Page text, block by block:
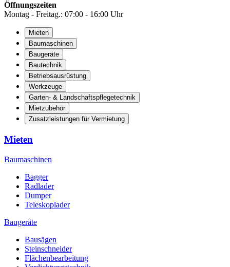
Öffnungszeiten
Montag - Freitag.: 07:00 - 16:00 Uhr
Mieten
Baumaschinen
Baugeräte
Bautechnik
Betriebsausrüstung
Werkzeuge
Garten- & Landschaftspflegetechnik
Mietzubehör
Zusatzleistungen für Vermietung
Mieten
Baumaschinen
Bagger
Radlader
Dumper
Teleskoplader
Baugeräte
Bausägen
Steinschneider
Flächenbearbeitung